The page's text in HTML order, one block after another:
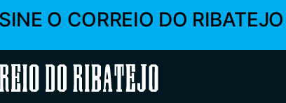
O CORREIO DO RIBATEJO
do Ribatejo